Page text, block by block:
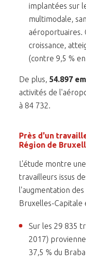
implantées sur
multimodale,
aéroportuaires.
croissance,
(contre 9,5 %
De plus, 54.897
activités de
à 84 732.
Près d'un
Région de
L'étude montre
travailleurs issus
l'augmentation
Bruxelles-
Sur les 29 835
2017)
37,5 % du